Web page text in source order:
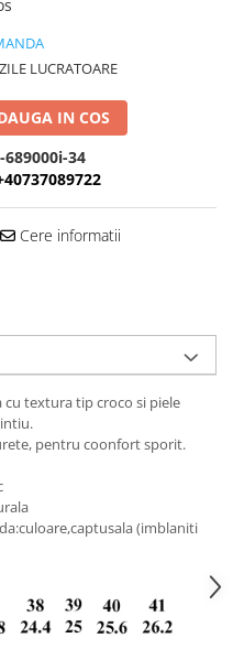
LUCRATOARE
IN COS
689000i-34
Cere informatii
textura tip croco si piele
pentru coonfort sporit.
(imblaniti